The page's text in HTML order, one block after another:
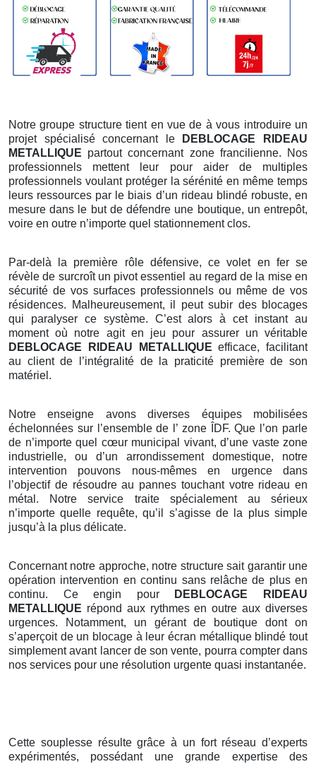
Notre groupe structure tient en vue de à vous introduire un
projet spécialisé concernant le
DEBLOCAGE RIDEAU
METALLIQUE partout concernant zone francilienne. Nos
professionnels mettent leur pour aider de multiples
professionnels voulant protéger la sérénité en même temps
leurs ressources par le biais d’un rideau blindé robuste, en
mesure dans le but de défendre une boutique, un entrepôt,
voire en outre n’importe quel stationnement clos.
Par-delà la première rôle défensive, ce volet en fer se
révèle de surcroît un pivot essentiel au regard de la mise en
sécurité de vos surfaces professionnels ou même de vos
résidences. Malheureusement, il peut subir des blocages
qui paralyser ce système. C’est alors à cet instant au
moment où notre agit en jeu pour assurer un véritable
DEBLOCAGE RIDEAU METALLIQUE efficace, facilitant
au client de l’intégralité de la praticité première de son
matériel.
Notre enseigne avons diverses équipes mobilisées
échelonnées sur l’ensemble de l’ zone ÎDF. Que l’on parle
de n’importe quel cœur municipal vivant, d’une vaste zone
industrielle, ou d’un arrondissement domestique, notre
intervention pouvons nous-mêmes en urgence dans
l’objectif de résoudre au pannes touchant votre rideau en
métal. Notre service traite spécialement au sérieux
n’importe quelle requête, qu’il s’agisse de la plus simple
jusqu’à la plus délicate.
Concernant notre approche, notre structure sait garantir une
opération intervention en continu sans relâche de plus en
continu. Ce engin pour
DEBLOCAGE RIDEAU
METALLIQUE répond aux rythmes en outre aux diverses
urgences. Notamment, un gérant de boutique dont on
s’aperçoit de un blocage à leur écran métallique blindé tout
simplement avant lancer de son vente, pourra compter dans
nos services pour une résolution urgente quasi instantanée.
Cette souplesse résulte grâce à un fort réseau d’experts
expérimentés, possédant une grande expertise des